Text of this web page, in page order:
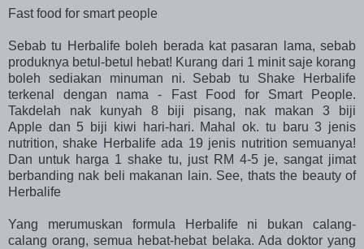
Fast food for smart people
Sebab tu Herbalife boleh berada kat pasaran lama, sebab
produknya betul-betul hebat! Kurang dari 1 minit saje korang
boleh sediakan minuman ni. Sebab tu Shake Herbalife
terkenal dengan nama - Fast Food for Smart People.
Takdelah nak kunyah 8 biji pisang, nak makan 3 biji
Apple dan 5 biji kiwi hari-hari. Mahal ok. tu baru 3 jenis
nutrition, shake Herbalife ada 19 jenis nutrition semuanya!
Dan untuk harga 1 shake tu, just RM 4-5 je, sangat jimat
berbanding nak beli makanan lain. See, thats the beauty of
Herbalife
Yang merumuskan formula Herbalife ni bukan calang-
calang orang, semua hebat-hebat belaka. Ada doktor yang